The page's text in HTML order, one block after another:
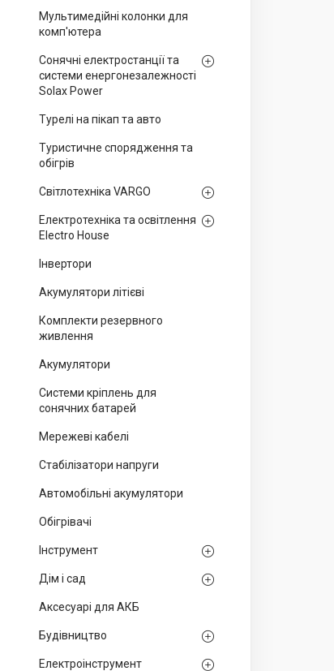
Мультимедійні колонки для
комп'ютера
Сонячні електростанції та
системи енергонезалежності
Solax Power
Турелі на пікап та авто
Туристичне спорядження та
обігрів
Світлотехніка VARGO
Електротехніка та освітлення
Electro House
Інвертори
Акумулятори літієві
Комплекти резервного
живлення
Акумулятори
Системи кріплень для
сонячних батарей
Мережеві кабелі
Стабілізатори напруги
Автомобільні акумулятори
Обігрівачі
Інструмент
Дім і сад
Аксесуарі для АКБ
Будівництво
Електроінструмент